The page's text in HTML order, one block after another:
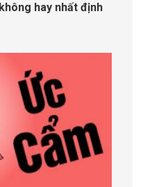
hay nhất định